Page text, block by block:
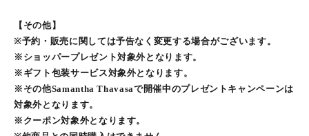
【その他】
※予約・販売に関しては予告なく変更する場合がございます。
※ショッパープレゼント対象外となります。
※ギフト包装サービス対象外となります。
※その他Samantha Thavasaで開催中のプレゼントキャンペーンは
対象外となります。
※クーポン対象外となります。